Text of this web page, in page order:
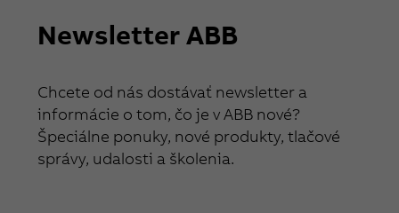
Newsletter ABB
Chcete od nás dostávať newsletter a
informácie o tom, čo je v ABB nové?
Špeciálne ponuky, nové produkty, tlačové
správy, udalosti a školenia.